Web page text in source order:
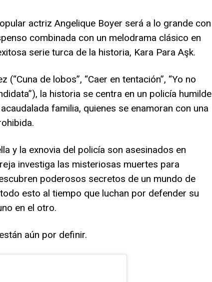
actriz Angelique Boyer será a lo grande con
combinada con un melodrama clásico en
serie turca de la historia, Kara Para Aşk.
(“Cuna de lobos”, “Caer en tentación”, “Yo no
la historia se centra en un policía humilde
familia, quienes se enamoran con una
y la exnovia del policía son asesinados en
investiga las misteriosas muertes para
poderosos secretos de un mundo de
esto al tiempo que luchan por defender su
en el otro.
aún por definir.